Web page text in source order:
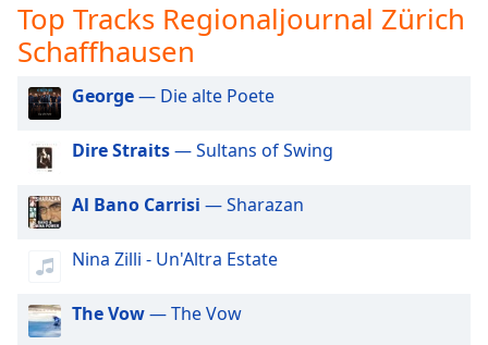
dialog
window.
Escape
cancel
close
window.
Top Tracks Regionaljournal Zürich
Schaffhausen
George— Die alte Poete
Dire Straits— Sultans of Swing
Al Bano Carrisi — Sharazan
Nina Zilli - Un'Altra Estate
The Vow— The Vow